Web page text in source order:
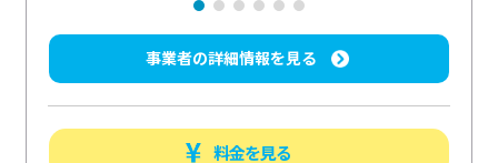
事業者の詳細情報を見る
料金を見る